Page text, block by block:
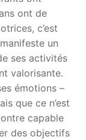
ont de
c’est
un
ses activités
valorisante.
émotions –
que ce n’est
capable
des objectifs